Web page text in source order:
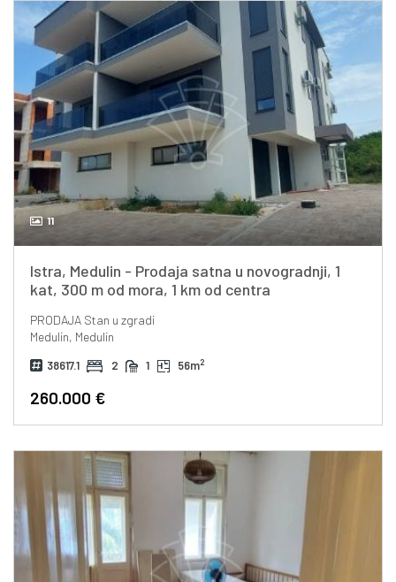
11
Istra, Medulin - Prodaja satna u novogradnji, 1
kat, 300 m od mora, 1 km od centra
PRODAJAStan u zgradi
Medulin, Medulin
38617.1 2 1 56m2
260.000 €